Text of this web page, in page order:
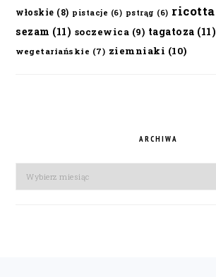
włoskie (8) pistacje (6) pstrąg (6) ricotta
sezam (11) soczewica (9) tagatoza (11)
wegetariańskie (7) ziemniaki (10)
ARCHIWA
Archiwa